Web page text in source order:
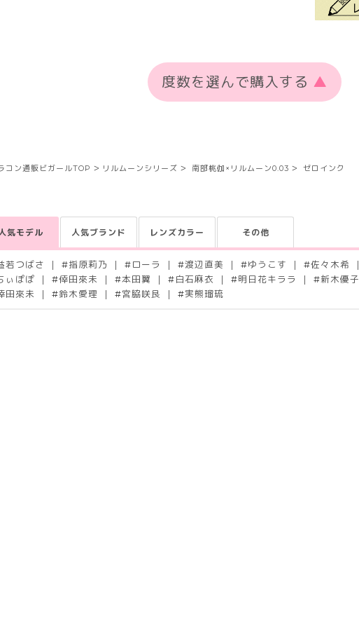
度数を選んで購入する ▲
コン通販ビガールTOP リルムーンシリーズ 南部桃伽×リルムーン0.03 ゼロインク
気モデル 人気ブランド レンズカラー その他
若つばさ #指原莉乃 # ローラ #渡辺直美 #ゆうこす #佐々木希
ぃぽぽ #倖田來未 #本田翼 # 白石麻衣 #明日花キララ #新木優子
田來未 #鈴木愛理 #宮脇咲良 #実熊瑠琉